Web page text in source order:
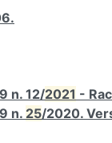
n. 12/2021 -
n. 25/2020.